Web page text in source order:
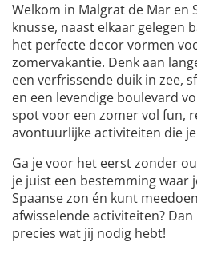
4
5
6
Welkom in Malgrat de Mar en
knusse, naast elkaar gelegen
het perfecte decor vormen
zomervakantie. Denk aan
een verfrissende duik in zee,
en een levendige boulevard
spot voor een zomer vol fun,
avontuurlijke activiteiten die
Ga je voor het eerst zonder
je juist een bestemming waar
Spaanse zon én kunt
afwisselende activiteiten?
precies wat jij nodig hebt!